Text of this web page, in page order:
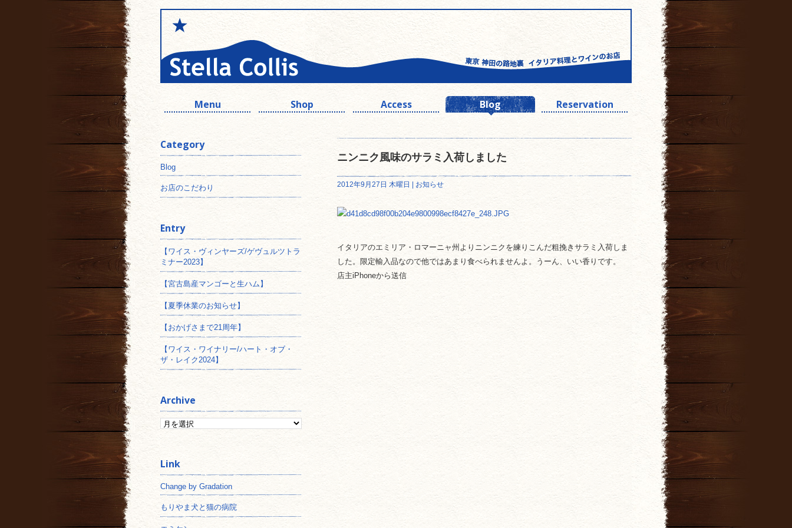
Menu Shop Access Blog Reservation
ニンニク風味のサラミ入荷しました
2012年9月27日 木曜日 | お知らせ
イタリアのエミリア・ロマーニャ州よりニンニクを練りこんだ粗挽きサラミ入荷しま
した。限定輸入品なので他ではあまり食べられませんよ。うーん、いい香りです。
店主iPhoneから送信
Category
Blog
お店のこだわり
Entry
【ワイス・ヴィンヤーズ/ゲヴュルツトラ
ミナー2023】
【宮古島産マンゴーと生ハム】
【夏季休業のお知らせ】
【おかげさまで21周年】
【ワイス・ワイナリー/ハート・オブ・
ザ・レイク2024】
Archive
Change by Gradation
もりやま犬と猫の病院